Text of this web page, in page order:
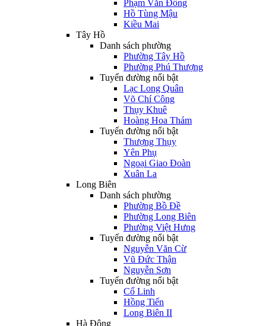
Phạm Văn Đồng
Hồ Tùng Mậu
Kiều Mai
Tây Hồ
Danh sách phường
Phường Tây Hồ
Phường Phú Thượng
Tuyến đường nổi bật
Lạc Long Quân
Võ Chí Công
Thụy Khuê
Hoàng Hoa Thám
Tuyến đường nổi bật
Thượng Thụy
Yên Phụ
Ngoại Giao Đoàn
Xuân La
Long Biên
Danh sách phường
Phường Bồ Đề
Phường Long Biên
Phường Việt Hưng
Tuyến đường nổi bật
Nguyễn Văn Cừ
Vũ Đức Thận
Nguyễn Sơn
Tuyến đường nổi bật
Cổ Linh
Hồng Tiến
Long Biên II
Hà Đông